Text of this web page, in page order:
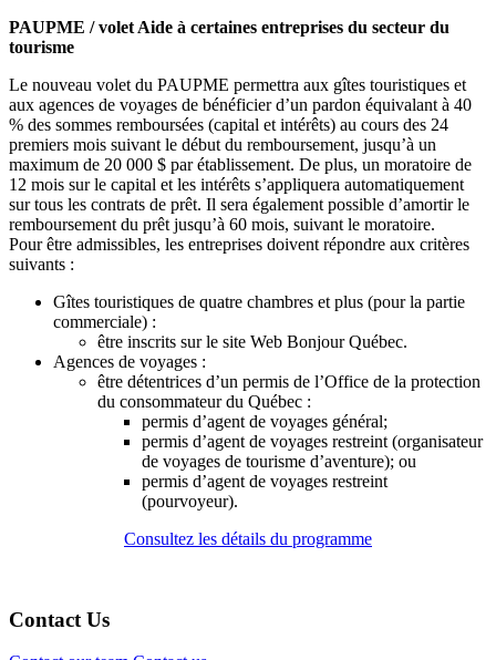
PAUPME / volet Aide à certaines entreprises du secteur du
tourisme
Le nouveau volet du PAUPME permettra aux gîtes touristiques et
aux agences de voyages de bénéficier d’un pardon équivalant à 40
% des sommes remboursées (capital et intérêts) au cours des 24
premiers mois suivant le début du remboursement, jusqu’à un
maximum de 20 000 $ par établissement. De plus, un moratoire de
12 mois sur le capital et les intérêts s’appliquera automatiquement
sur tous les contrats de prêt. Il sera également possible d’amortir le
remboursement du prêt jusqu’à 60 mois, suivant le moratoire.
Pour être admissibles, les entreprises doivent répondre aux critères
suivants :
Gîtes touristiques de quatre chambres et plus (pour la partie
commerciale) :
être inscrits sur le site Web Bonjour Québec.
Agences de voyages :
être détentrices d’un permis de l’Office de la protection
du consommateur du Québec :
permis d’agent de voyages général;
permis d’agent de voyages restreint (organisateur
de voyages de tourisme d’aventure); ou
permis d’agent de voyages restreint
(pourvoyeur).
Consultez les détails du programme
Contact Us